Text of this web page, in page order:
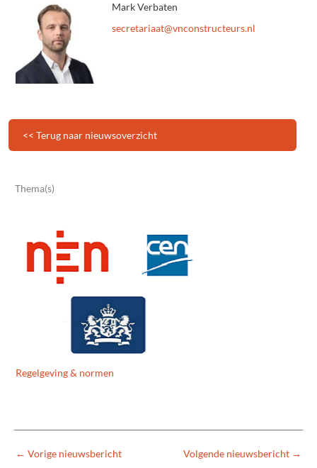
Mark Verbaten
ln.sruetcurtsnocnv
@taairaterces
<< Terug naar nieuwsoverzicht
Thema(s)
Regelgeving & normen
← Vorige nieuwsbericht Volgende nieuwsbericht →